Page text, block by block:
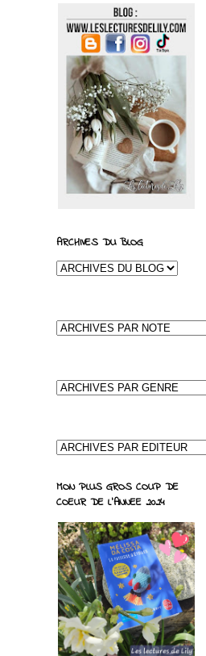
ARCHIVES DU BLOG
MON PLUS GROS COUP DE
COEUR DE L'ANNEE 2024